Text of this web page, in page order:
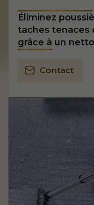
Éliminez
taches tenaces
grâce à un
Contact